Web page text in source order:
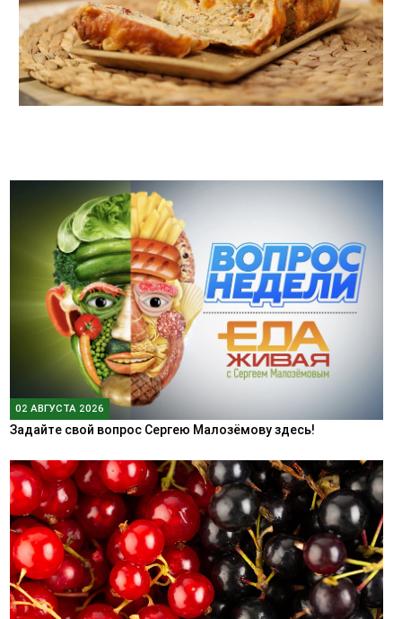
02 АВГУСТА 2026
Задайте свой вопрос Сергею Малозёмову здесь!